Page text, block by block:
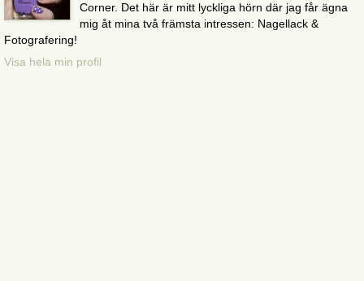
Corner. Det här är mitt lyckliga hörn där jag får ägna
mig åt mina två främsta intressen: Nagellack &
Fotografering!
Visa hela min profil